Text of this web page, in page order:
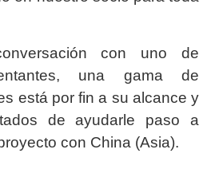
con uno de
una gama de
está por fin a su alcance y
de ayudarle paso a
con China (Asia).